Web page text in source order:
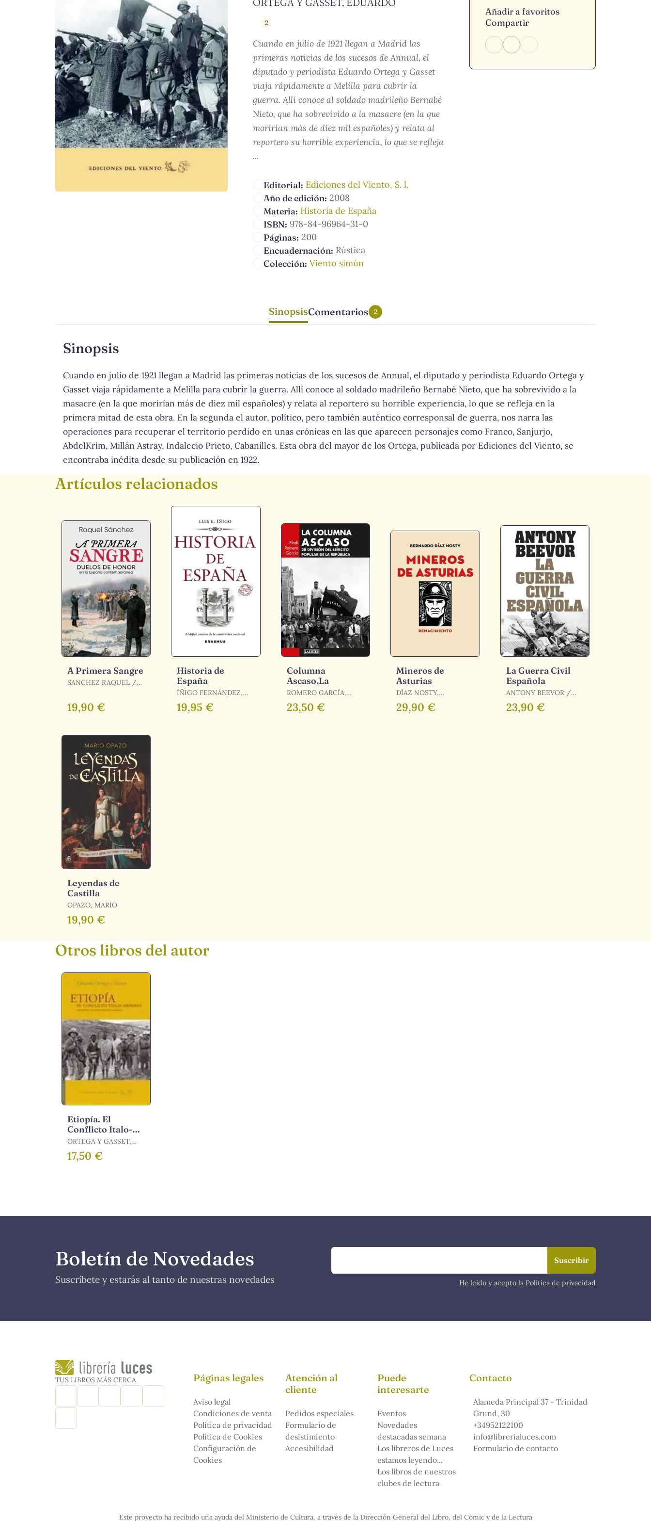
2
Cuando en julio de 1921 llegan a Madrid las
primeras noticias de los sucesos de Annual, el
diputado y periodista Eduardo Ortega y Gasset
viaja rápidamente a Melilla para cubrir la
guerra. Allí conoce al soldado madrileño Bernabé
Nieto, que ha sobrevivido a la masacre (en la que
morirían más de diez mil españoles) y relata al
reportero su horrible experiencia, lo que se refleja
...
Editorial: Ediciones del Viento, S. l.
Año de edición: 2008
Materia: Historia de España
ISBN: 978-84-96964-31-0
Páginas: 200
Encuadernación: Rústica
Colección: Viento simún
Añadir a favoritos
Compartir
SinopsisComentarios 2
Sinopsis
Cuando en julio de 1921 llegan a Madrid las primeras noticias de los sucesos de Annual, el diputado y periodista Eduardo Ortega y
Gasset viaja rápidamente a Melilla para cubrir la guerra. Allí conoce al soldado madrileño Bernabé Nieto, que ha sobrevivido a la
masacre (en la que morirían más de diez mil españoles) y relata al reportero su horrible experiencia, lo que se refleja en la
primera mitad de esta obra. En la segunda el autor, político, pero también auténtico corresponsal de guerra, nos narra las
operaciones para recuperar el territorio perdido en unas crónicas en las que aparecen personajes como Franco, Sanjurjo,
AbdelKrim, Millán Astray, Indalecio Prieto, Cabanilles. Esta obra del mayor de los Ortega, publicada por Ediciones del Viento, se
encontraba inédita desde su publicación en 1922.
Artículos relacionados
A Primera Sangre
SANCHEZ RAQUEL /
19,90 €
Historia de
España
ÍÑIGO FERNÁNDEZ,
LUIS ENRIQUE
19,95 €
Columna
Ascaso,La
ROMERO GARCÍA,
ELADI
23,50 €
Mineros de
Asturias
DÍAZ NOSTY,
BERNARDO
29,90 €
La Guerra Civil
Española
ANTONY BEEVOR /
BEEVOR, ANTONY
23,90 €
Leyendas de
Castilla
OPAZO, MARIO
19,90 €
Otros libros del autor
Etiopía. El
Conflicto Italo-
Abisinio
ORTEGA Y GASSET,
EDUARDO
17,50 €
Boletín de Novedades
Suscríbete y estarás al tanto de nuestras novedades He leído y acepto la Política de privacidad
TUS LIBROS MÁS CERCA Páginas legales
Aviso legal
Condiciones de venta
Política de privacidad
Política de Cookies
Configuración de
Cookies
Atención al
cliente
Pedidos especiales
Formulario de
desistimiento
Accesibilidad
Puede
interesarte
Eventos
Novedades
destacadas semana
Los libreros de Luces
estamos leyendo...
Los libros de nuestros
clubes de lectura
Contacto
Alameda Principal 37 - Trinidad
Grund, 30
+34952122100
info@librerialuces.com
Formulario de contacto
Este proyecto ha recibido una ayuda del Ministerio de Cultura, a través de la Dirección General del Libro, del Cómic y de la Lectura